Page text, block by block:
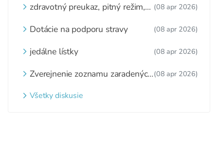
zdravotný preukaz, pitný režim,
(08 apr 2026)
Dotácie na podporu stravy (08 apr 2026)
jedálne lístky (08 apr 2026)
Zverejnenie zoznamu zaradených
webovom sídle
(08 apr 2026)
Všetky diskusie